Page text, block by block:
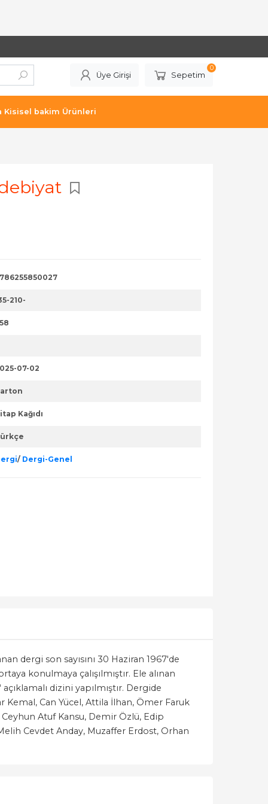
Üye Girişi Sepetim
0
Kisisel bakim Ürünleri
210-
07-02
Kağıdı
/ Dergi-Genel
dergi son sayısını 30 Haziran 1967'de
konulmaya çalışılmıştır. Ele alınan
dizini yapılmıştır. Dergide
Kemal, Can Yücel, Attila İlhan, Ömer Faruk
Atuf Kansu, Demir Özlü, Edip
Cevdet Anday, Muzaffer Erdost, Orhan